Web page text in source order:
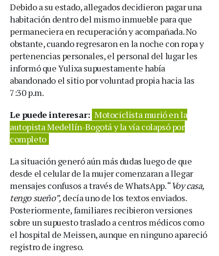
Debido a su estado, allegados decidieron pagar una
habitación dentro del mismo inmueble para que
permaneciera en recuperación y acompañada. No
obstante, cuando regresaron en la noche con ropa y
pertenencias personales, el personal del lugar les
informó que Yulixa supuestamente había
abandonado el sitio por voluntad propia hacia las
7:30 p.m.
Le puede interesar: Motociclista murió en la
autopista Medellín-Bogotá y la vía colapsó por
completo
La situación generó aún más dudas luego de que
desde el celular de la mujer comenzaran a llegar
mensajes confusos a través de WhatsApp. “Voy casa,
tengo sueño”, decía uno de los textos enviados.
Posteriormente, familiares recibieron versiones
sobre un supuesto traslado a centros médicos como
el hospital de Meissen, aunque en ninguno apareció
registro de ingreso.